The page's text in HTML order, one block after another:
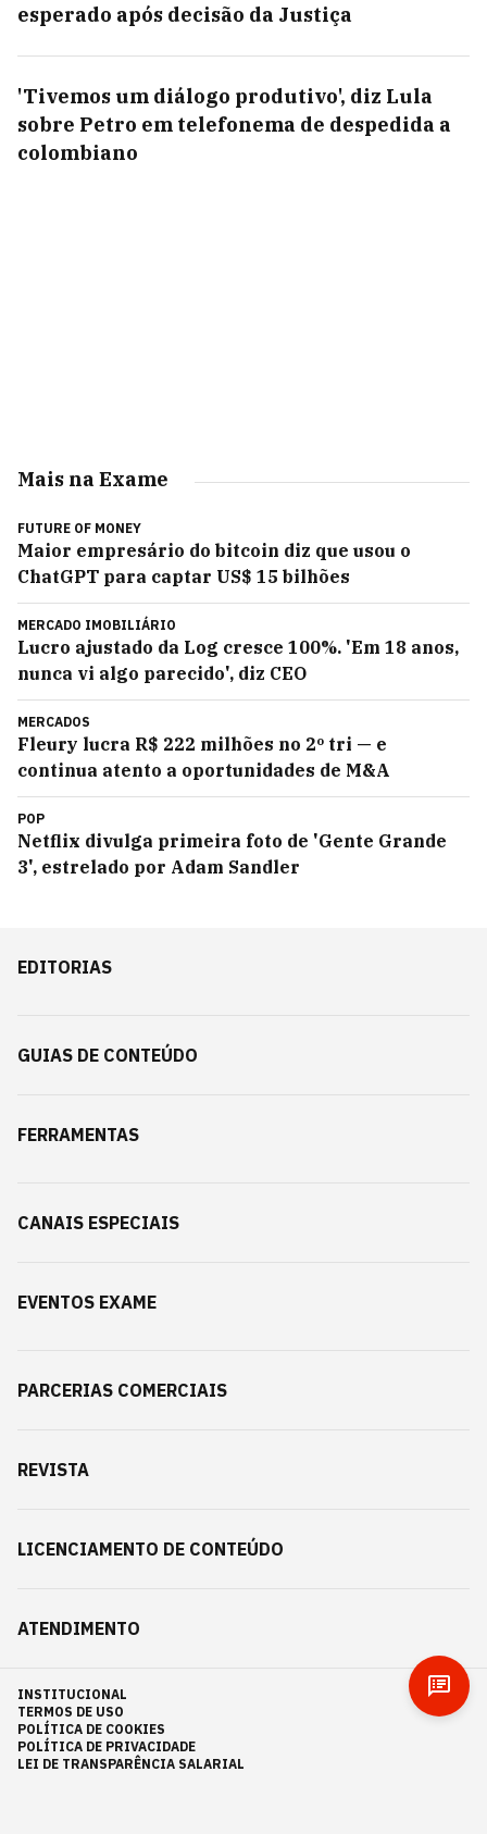
esperado após decisão da Justiça
'Tivemos um diálogo produtivo', diz Lula
sobre Petro em telefonema de despedida a
colombiano
Mais na Exame
FUTURE OF MONEY
Maior empresário do bitcoin diz que usou o
ChatGPT para captar US$ 15 bilhões
MERCADO IMOBILIÁRIO
Lucro ajustado da Log cresce 100%. 'Em 18 anos,
nunca vi algo parecido', diz CEO
MERCADOS
Fleury lucra R$ 222 milhões no 2º tri — e
continua atento a oportunidades de M&A
POP
Netflix divulga primeira foto de 'Gente Grande
3', estrelado por Adam Sandler
EDITORIAS
GUIAS DE CONTEÚDO
FERRAMENTAS
CANAIS ESPECIAIS
EVENTOS EXAME
PARCERIAS COMERCIAIS
REVISTA
LICENCIAMENTO DE CONTEÚDO
ATENDIMENTO
INSTITUCIONAL
TERMOS DE USO
POLÍTICA DE COOKIES
POLÍTICA DE PRIVACIDADE
LEI DE TRANSPARÊNCIA SALARIAL